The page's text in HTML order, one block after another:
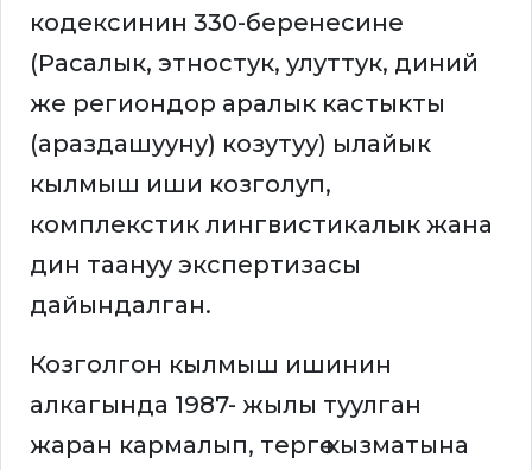
кодексинин 330-беренесине
(Расалык, этностук, улуттук, диний
же региондор аралык кастыкты
(араздашууну) козутуу) ылайык
кылмыш иши козголуп,
комплекстик лингвистикалык жана
дин таануу экспертизасы
дайындалган.
Козголгон кылмыш ишинин
алкагында 1987- жылы туулган
жаран кармалып, тергөө кызматына